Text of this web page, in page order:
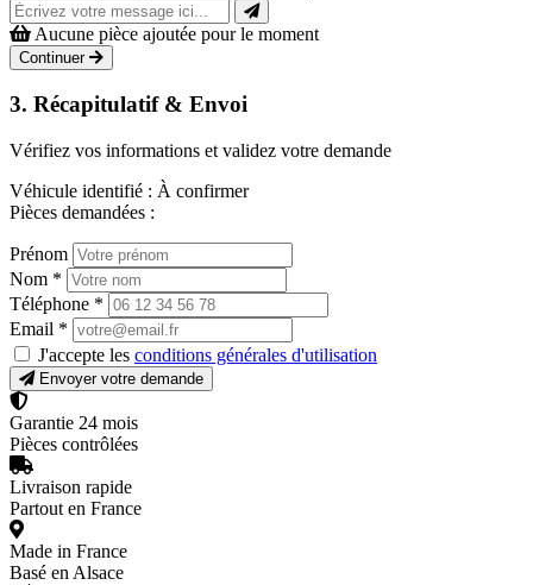
Aucune pièce ajoutée pour le moment
Continuer
3. Récapitulatif & Envoi
Vérifiez vos informations et validez votre demande
Véhicule identifié : À confirmer
Pièces demandées :
Prénom
Nom *
Téléphone *
Email *
J'accepte les conditions générales d'utilisation
Envoyer votre demande
Garantie 24 mois
Pièces contrôlées
Livraison rapide
Partout en France
Made in France
Basé en Alsace